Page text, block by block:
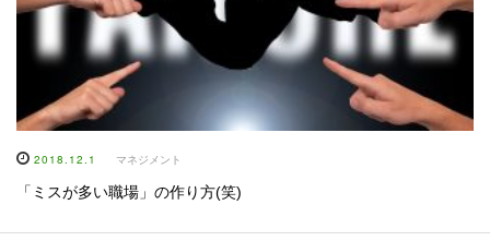
2018.12.1 マネジメント
「ミスが多い職場」の作り方(笑)